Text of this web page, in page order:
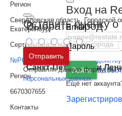
Выбрать город
Москва и
Московская
Санкт-Петербург и
Вход на
Email
Пароль
Войти
Ещё нет
Регион
Свердловская область, Городской
Екатеринбург
Сертификат
№РОСС RU РГР ОС 66 912
Регион
6670307655
Контакты
Оставить оценку о
Отправить
Отправляя данную форму, вы
персональных данных